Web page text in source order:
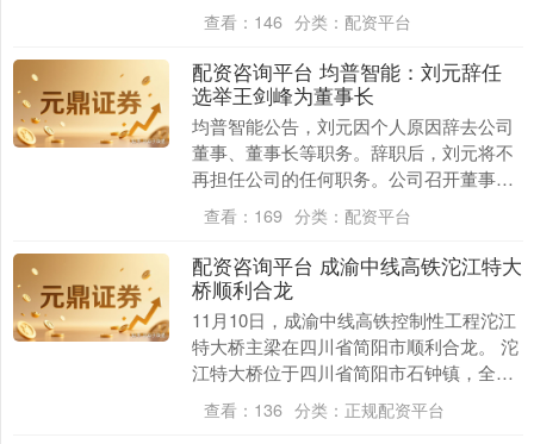
咨询平台，张玉宁抢点破门，国安1-0领
先....
查看： 146 分类： 配资平台
配资咨询平台 均普智能：刘元辞任
选举王剑峰为董事长
均普智能公告，刘元因个人原因辞去公司
董事、董事长等职务。辞职后，刘元将不
再担任公司的任何职务。公司召开董事会
会议配资咨询平台，同意选举董事王剑峰
为第二届董事会董....
查看： 169 分类： 配资平台
配资咨询平台 成渝中线高铁沱江特大
桥顺利合龙
11月10日，成渝中线高铁控制性工程沱江
特大桥主梁在四川省简阳市顺利合龙。 沱
江特大桥位于四川省简阳市石钟镇，全长
1252米。建设团队突破主拱提升合龙、主
梁张拉....
查看： 136 分类： 正规配资平台
上证综指 3940.04 +39.68 +1.02%